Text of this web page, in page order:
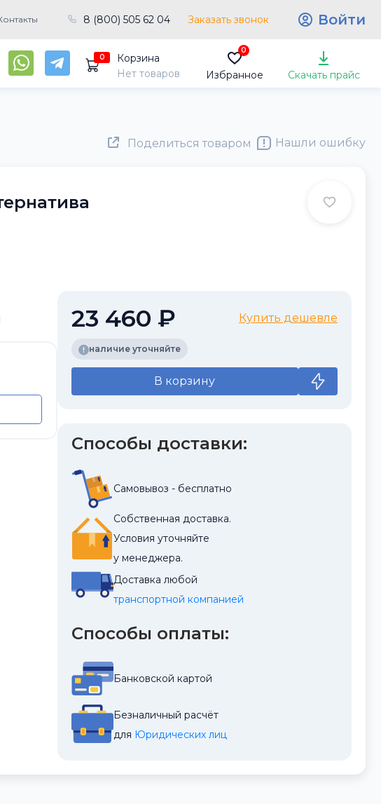
8 (800) 505 62 04 Заказать звонок Войти
0
Корзина
Нет товаров
0
Избранное Скачать прайс
Поделиться товаром Нашли ошибку
23 460 ₽ Купить дешевле
наличие уточняйте
В корзину
Способы доставки:
Самовывоз - бесплатно
Собственная доставка.
Условия уточняйте
у менеджера.
Доставка любой
транспортной компанией
Способы оплаты:
Банковской картой
Безналичный расчёт
для Юридических лиц